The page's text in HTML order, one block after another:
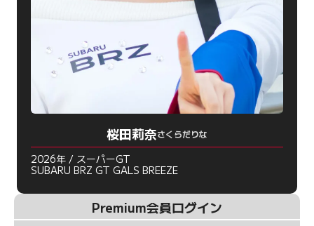
桜田莉奈さくらだりな
2026年 / スーパーGT
SUBARU BRZ GT GALS BREEZE
Premium会員ログイン